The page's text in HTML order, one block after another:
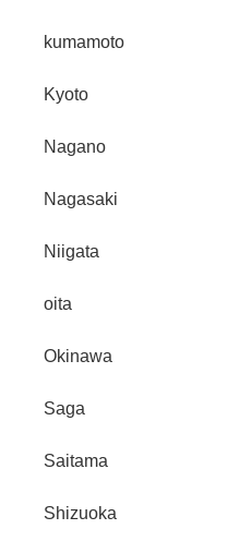
kumamoto
Kyoto
Nagano
Nagasaki
Niigata
oita
Okinawa
Saga
Saitama
Shizuoka